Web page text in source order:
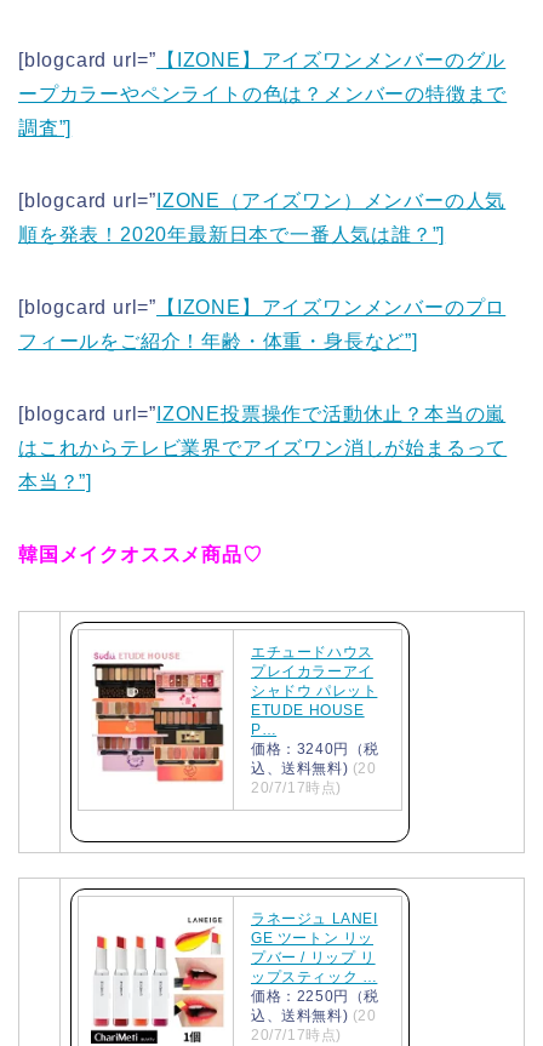
[blogcard url=” 【IZONE】アイズワンメンバーのグル
ープカラーやペンライトの色は？メンバーの特徴まで
調査”]
[blogcard url=” IZONE（アイズワン）メンバーの人気
順を発表！2020年最新日本で一番人気は誰？”]
[blogcard url=” 【IZONE】アイズワンメンバーのプロ
フィールをご紹介！年齢・体重・身長など”]
[blogcard url=” IZONE投票操作で活動休止？本当の嵐
はこれからテレビ業界でアイズワン消しが始まるって
本当？”]
韓国メイクオススメ商品♡
エチュードハウス
プレイカラーアイ
シャドウ パレット
ETUDE HOUSE
P…
価格：3240円（税
込、送料無料) (20
20/7/17時点)
ラネージュ LANEI
GE ツートン リッ
プバー / リップ リ
ップスティック …
価格：2250円（税
込、送料無料) (20
20/7/17時点)